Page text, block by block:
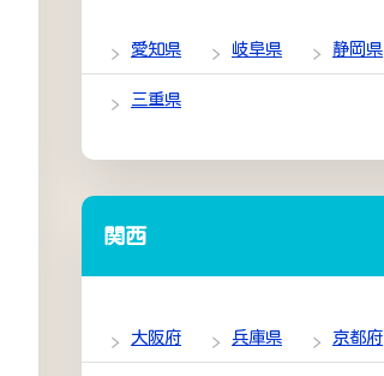
愛知県 岐阜県 静岡県
三重県
関西
大阪府 兵庫県 京都府